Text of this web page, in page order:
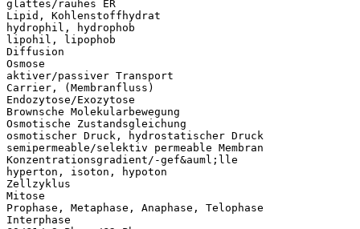
glattes/rauhes ER
Lipid, Kohlenstoffhydrat
hydrophil, hydrophob
lipohil, lipophob
Diffusion
Osmose
aktiver/passiver Transport
Carrier, (Membranfluss)
Endozytose/Exozytose
Brownsche Molekularbewegung
Osmotische Zustandsgleichung
osmotischer Druck, hydrostatischer Druck
semipermeable/selektiv permeable Membran
Konzentrationsgradient/-gef&auml;lle
hyperton, isoton, hypoton
Zellzyklus
Mitose
Prophase, Metaphase, Anaphase, Telophase
Interphase